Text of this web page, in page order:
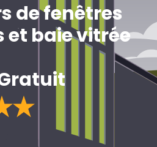
de fenêtres
et baie vitrée